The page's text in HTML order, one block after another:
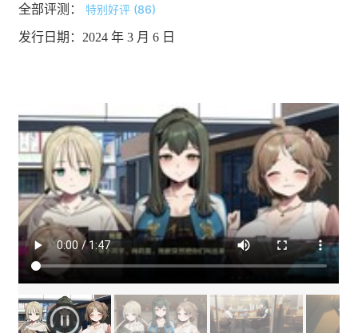
全部评测： 特别好评 (86)
发行日期：2024 年 3 月 6 日